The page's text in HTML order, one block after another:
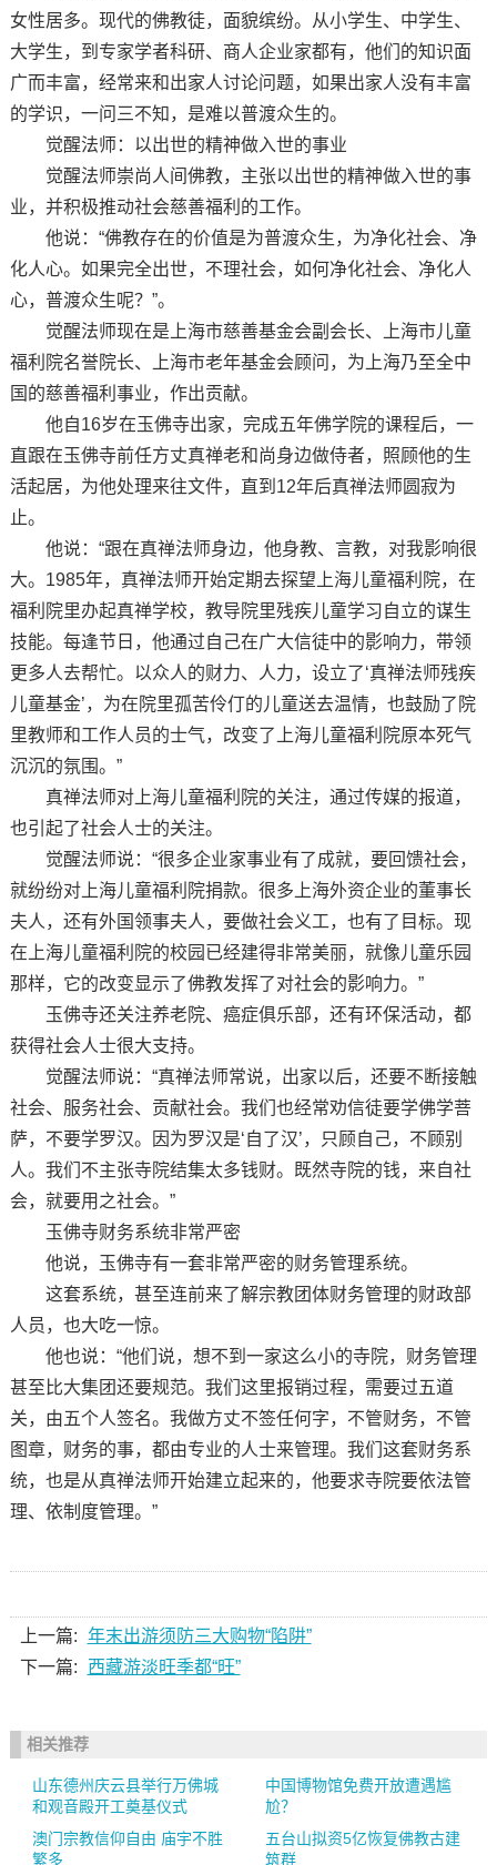
女性居多。现代的佛教徒，面貌缤纷。从小学生、中学生、
大学生，到专家学者科研、商人企业家都有，他们的知识面
广而丰富，经常来和出家人讨论问题，如果出家人没有丰富
的学识，一问三不知，是难以普渡众生的。
觉醒法师：以出世的精神做入世的事业
觉醒法师崇尚人间佛教，主张以出世的精神做入世的事
业，并积极推动社会慈善福利的工作。
他说：“佛教存在的价值是为普渡众生，为净化社会、净
化人心。如果完全出世，不理社会，如何净化社会、净化人
心，普渡众生呢？”。
觉醒法师现在是上海市慈善基金会副会长、上海市儿童
福利院名誉院长、上海市老年基金会顾问，为上海乃至全中
国的慈善福利事业，作出贡献。
他自16岁在玉佛寺出家，完成五年佛学院的课程后，一
直跟在玉佛寺前任方丈真禅老和尚身边做侍者，照顾他的生
活起居，为他处理来往文件，直到12年后真禅法师圆寂为
止。
他说：“跟在真禅法师身边，他身教、言教，对我影响很
大。1985年，真禅法师开始定期去探望上海儿童福利院，在
福利院里办起真禅学校，教导院里残疾儿童学习自立的谋生
技能。每逢节日，他通过自己在广大信徒中的影响力，带领
更多人去帮忙。以众人的财力、人力，设立了‘真禅法师残疾
儿童基金’，为在院里孤苦伶仃的儿童送去温情，也鼓励了院
里教师和工作人员的士气，改变了上海儿童福利院原本死气
沉沉的氛围。”
真禅法师对上海儿童福利院的关注，通过传媒的报道，
也引起了社会人士的关注。
觉醒法师说：“很多企业家事业有了成就，要回馈社会，
就纷纷对上海儿童福利院捐款。很多上海外资企业的董事长
夫人，还有外国领事夫人，要做社会义工，也有了目标。现
在上海儿童福利院的校园已经建得非常美丽，就像儿童乐园
那样，它的改变显示了佛教发挥了对社会的影响力。”
玉佛寺还关注养老院、癌症俱乐部，还有环保活动，都
获得社会人士很大支持。
觉醒法师说：“真禅法师常说，出家以后，还要不断接触
社会、服务社会、贡献社会。我们也经常劝信徒要学佛学菩
萨，不要学罗汉。因为罗汉是‘自了汉’，只顾自己，不顾别
人。我们不主张寺院结集太多钱财。既然寺院的钱，来自社
会，就要用之社会。”
玉佛寺财务系统非常严密
他说，玉佛寺有一套非常严密的财务管理系统。
这套系统，甚至连前来了解宗教团体财务管理的财政部
人员，也大吃一惊。
他也说：“他们说，想不到一家这么小的寺院，财务管理
甚至比大集团还要规范。我们这里报销过程，需要过五道
关，由五个人签名。我做方丈不签任何字，不管财务，不管
图章，财务的事，都由专业的人士来管理。我们这套财务系
统，也是从真禅法师开始建立起来的，他要求寺院要依法管
理、依制度管理。”
上一篇: 年末出游须防三大购物“陷阱”
下一篇:
西藏游淡旺季都“旺”
相关推荐
山东德州庆云县举行万佛城
和观音殿开工奠基仪式
中国博物馆免费开放遭遇尴
尬？
澳门宗教信仰自由 庙宇不胜
繁多
五台山拟资5亿恢复佛教古建
筑群